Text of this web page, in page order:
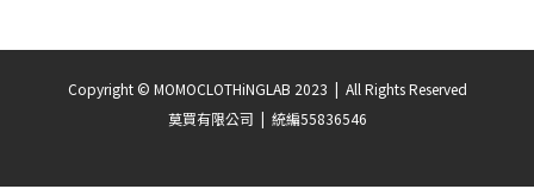
Copyright © MOMOCLOTHiNGLAB 2023 | All Rights Reserved
莫買有限公司 | 統編55836546